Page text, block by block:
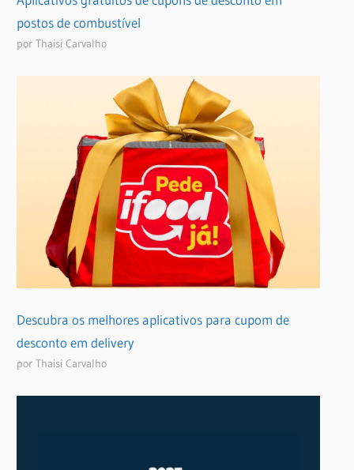
postos de combustível
por Thaisi Carvalho
Descubra os melhores aplicativos para cupom de
desconto em delivery
por Thaisi Carvalho